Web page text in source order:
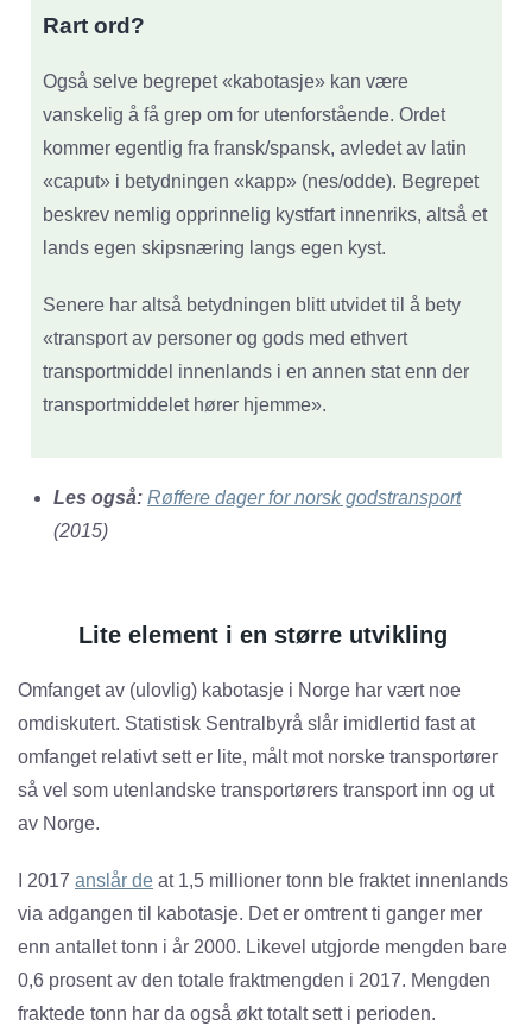
Rart ord?
Også selve begrepet «kabotasje» kan være
vanskelig å få grep om for utenforstående. Ordet
kommer egentlig fra fransk/spansk, avledet av latin
«caput» i betydningen «kapp» (nes/odde). Begrepet
beskrev nemlig opprinnelig kystfart innenriks, altså et
lands egen skipsnæring langs egen kyst.
Senere har altså betydningen blitt utvidet til å bety
«transport av personer og gods med ethvert
transportmiddel innenlands i en annen stat enn der
transportmiddelet hører hjemme».
Les også: Røffere dager for norsk godstransport
(2015)
Lite element i en større utvikling
Omfanget av (ulovlig) kabotasje i Norge har vært noe
omdiskutert. Statistisk Sentralbyrå slår imidlertid fast at
omfanget relativt sett er lite, målt mot norske transportører
så vel som utenlandske transportørers transport inn og ut
av Norge.
I 2017 anslår de at 1,5 millioner tonn ble fraktet innenlands
via adgangen til kabotasje. Det er omtrent ti ganger mer
enn antallet tonn i år 2000. Likevel utgjorde mengden bare
0,6 prosent av den totale fraktmengden i 2017. Mengden
fraktede tonn har da også økt totalt sett i perioden.